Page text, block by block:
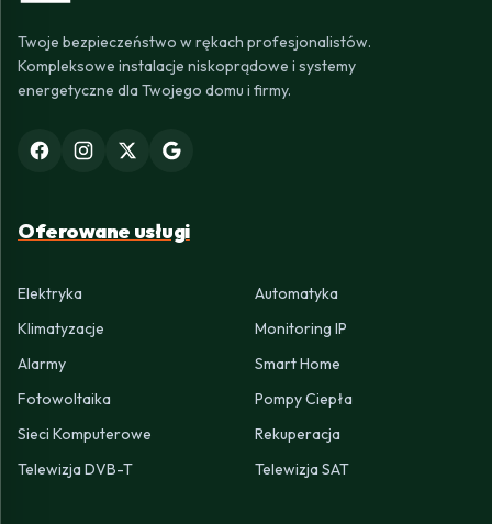
Twoje bezpieczeństwo w rękach profesjonalistów.
Kompleksowe instalacje niskoprądowe i systemy
energetyczne dla Twojego domu i firmy.
Oferowane usługi
Elektryka
Automatyka
Klimatyzacje
Monitoring IP
Alarmy
Smart Home
Fotowoltaika
Pompy Ciepła
Sieci Komputerowe
Rekuperacja
Telewizja DVB-T
Telewizja SAT